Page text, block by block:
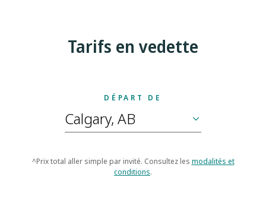
Tarifs en vedette
DÉPART DE
^Prix total aller simple par invité. Consultez les modalités et
conditions.